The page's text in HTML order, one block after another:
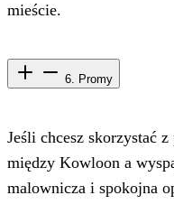
mieście.
6. Promy
Jeśli chcesz skorzystać
między Kowloon a
malownicza i spokojna